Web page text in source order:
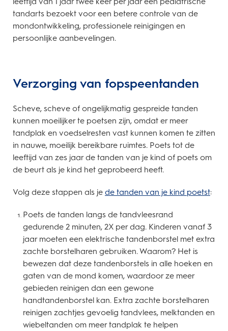
tandarts bezoekt voor een betere controle van de
mondontwikkeling, professionele reinigingen en
persoonlijke aanbevelingen.
Verzorging van fopspeentanden
Scheve, scheve of ongelijkmatig gespreide tanden
kunnen moeilijker te poetsen zijn, omdat er meer
tandplak en voedselresten vast kunnen komen te zitten
in nauwe, moeilijk bereikbare ruimtes. Poets tot de
leeftijd van zes jaar de tanden van je kind of poets om
de beurt als je kind het geprobeerd heeft.
Volg deze stappen als je de tanden van je kind poetst:
Poets de tanden langs de tandvleesrand
gedurende 2 minuten, 2X per dag. Kinderen vanaf 3
jaar moeten een elektrische tandenborstel met extra
zachte borstelharen gebruiken. Waarom? Het is
bewezen dat deze tandenborstels in alle hoeken en
gaten van de mond komen, waardoor ze meer
gebieden reinigen dan een gewone
handtandenborstel kan. Extra zachte borstelharen
reinigen zachtjes gevoelig tandvlees, melktanden en
wiebeltanden om meer tandplak te helpen